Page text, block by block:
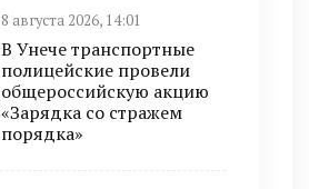
8 августа 2026, 14:01
В Унече транспортные
полицейские провели
общероссийскую акцию
«Зарядка со стражем
порядка»